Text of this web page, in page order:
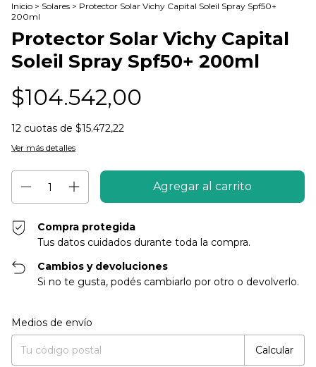
Inicio > Solares > Protector Solar Vichy Capital Soleil Spray Spf50+
200ml
Protector Solar Vichy Capital
Soleil Spray Spf50+ 200ml
$104.542,00
12 cuotas de $15.472,22
Ver más detalles
Compra protegida
Tus datos cuidados durante toda la compra.
Cambios y devoluciones
Si no te gusta, podés cambiarlo por otro o devolverlo.
Entregas para el CP:
Medios de envío
Calcular